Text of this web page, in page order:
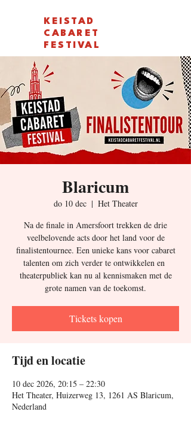
KEISTAD
CABARET
FESTIVAL
Blaricum
do 10 dec
  |
Het Theater
Na de finale in Amersfoort trekken de drie
veelbelovende acts door het land voor de
finalistentournee. Een unieke kans voor cabaret
talenten om zich verder te ontwikkelen en
theaterpubliek kan nu al kennismaken met de
grote namen van de toekomst.
Tickets kopen
Tijd en locatie
10 dec 2026, 20:15 – 22:30
Het Theater, Huizerweg 13, 1261 AS Blaricum,
Nederland